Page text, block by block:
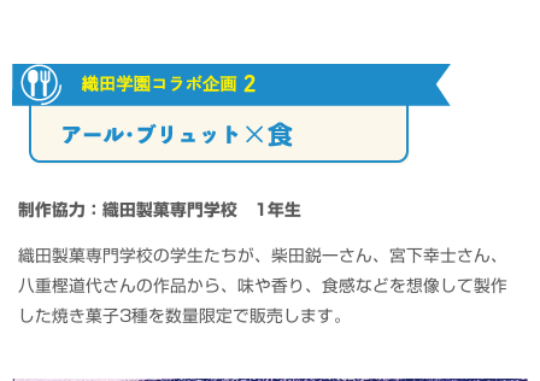
制作協力：織田製菓専門学校 1年生
織田製菓専門学校の学生たちが、柴田鋭一さん、宮下幸士さん、
八重樫道代さんの作品から、味や香り、食感などを想像して製作
した焼き菓子3種を数量限定で販売します。